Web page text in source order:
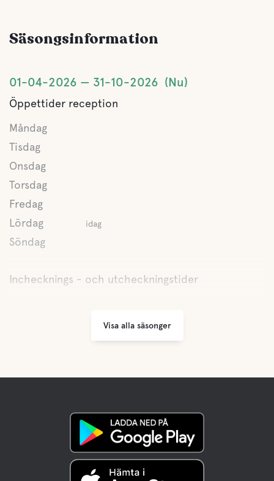
Säsongsinformation
01-04-2026 31-10-2026 Nu
Öppettider reception
Måndag
Tisdag
Onsdag
Torsdag
Fredag
Lördag
idag
Söndag
Inchecknings - och utcheckningstider
Visa alla säsonger